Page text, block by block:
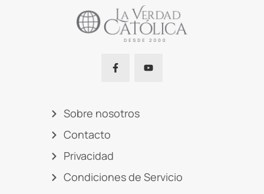
Sobre nosotros
Contacto
Privacidad
Condiciones de Servicio